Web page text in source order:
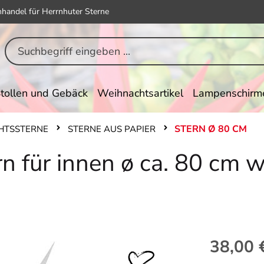
für Herrnhuter Sterne
und Gebäck Weihnachtsartikel
STERNE AUS PAPIER STERN Ø 80 CM
für innen ø ca. 80 cm
Regulärer
38,00